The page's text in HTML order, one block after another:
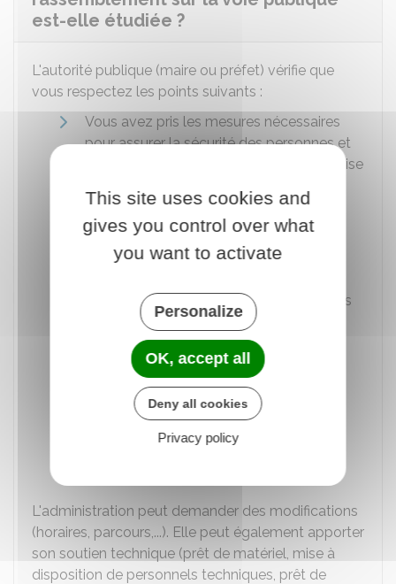
est-elle étudiée ?
L'autorité publique (maire ou préfet) vérifie que
vous respectez les points suivants :
Vous avez pris les mesures nécessaires
pour assurer la sécurité des personnes et
des biens (relation avec les pompiers, mise
secours,...).
Vous vous êtes assurés que les
installations prévues (tentes, enceintes,
aux obligations légales et réglementaires
de sécurité.
Vous avez souscrit les assurances
nécessaires en cas de mise en jeu de
votreresponsabilité.
Vous avez prévu, si nécessaire, les
mesures utiles pour remettre en état la
L'administration peut demander des modifications
(horaires, parcours,...). Elle peut également apporter
son soutien technique (prêt de matériel, mise à
disposition de personnels techniques, prêt de
This site uses cookies and
gives you control over what
you want to activate
Personalize
OK, accept all
Deny all cookies
Privacy policy